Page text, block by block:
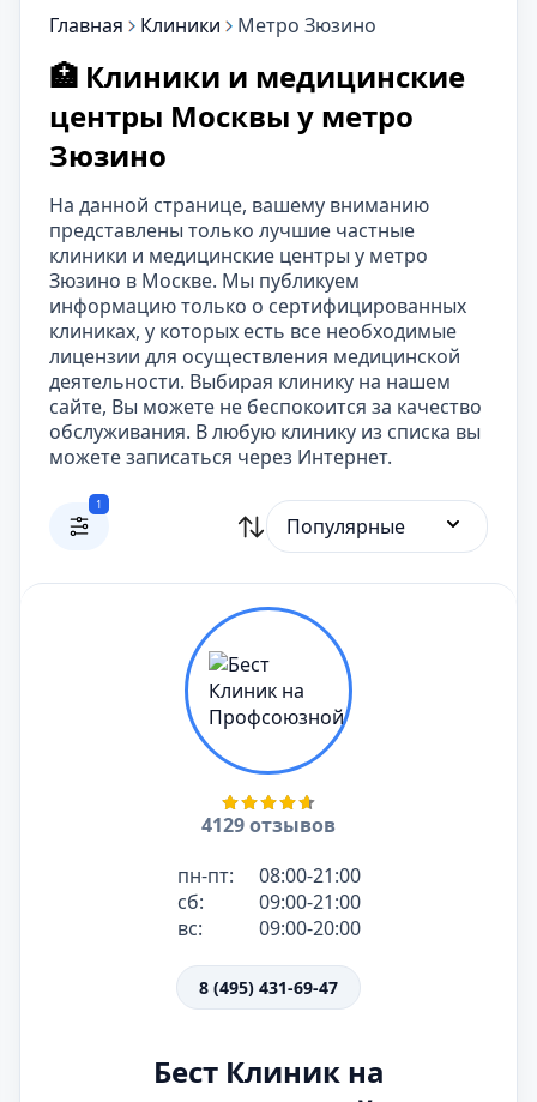
Главная Клиники Метро Зюзино
🏥 Клиники и медицинские
центры Москвы у метро
Зюзино
На данной странице, вашему вниманию
представлены только лучшие частные
клиники и медицинские центры у метро
Зюзино в Москве. Мы публикуем
информацию только о сертифицированных
клиниках, у которых есть все необходимые
лицензии для осуществления медицинской
деятельности. Выбирая клинику на нашем
сайте, Вы можете не беспокоится за качество
обслуживания. В любую клинику из списка вы
можете записаться через Интернет.
1
Популярные
4129 отзывов
пн-пт:
08:00-21:00
сб:
09:00-21:00
вс:
09:00-20:00
8 (495) 431-69-47
Бест Клиник на